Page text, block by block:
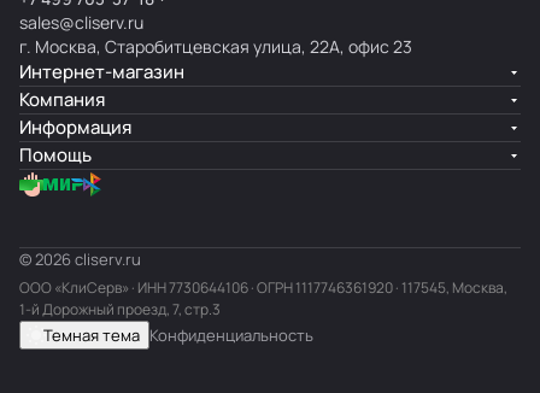
sales@cliserv.ru
г. Москва, Старобитцевская улица, 22А, офис 23
Интернет-магазин
Компания
Информация
Помощь
© 2026 cliserv.ru
ООО «КлиСерв» · ИНН7730644106· ОГРН 1117746361920 · 117545, Москва,
1-й Дорожный проезд, 7, стр.3
Темная тема Конфиденциальность